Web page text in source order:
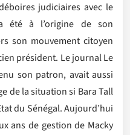
judiciaires avec le
été à l’origine de son
son mouvement citoyen
président. Le journal Le
son patron, avait aussi
de la situation si Bara Tall
du Sénégal. Aujourd’hui
ans de gestion de Macky